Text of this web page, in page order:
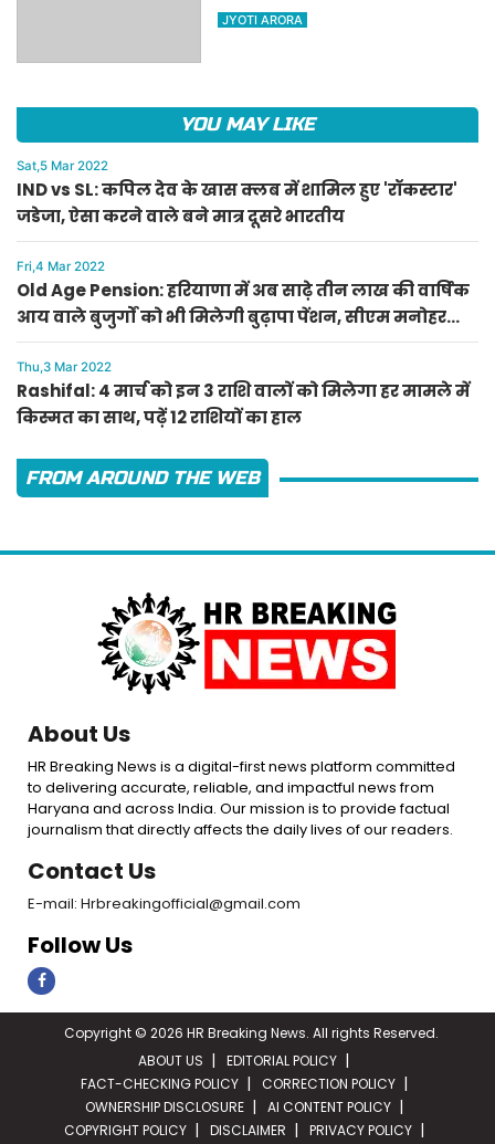
किस्मत का साथ, पढ़ें 12 राशियों का
JYOTI ARORA
YOU MAY LIKE
Sat,5 Mar 2022
IND vs SL: कपिल देव के खास क्लब में शामिल हुए 'रॉकस्टार'
जडेजा, ऐसा करने वाले बने मात्र दूसरे भारतीय
Fri,4 Mar 2022
Old Age Pension: हरियाणा में अब साढ़े तीन लाख की वार्षिक
आय वाले बुजुर्गों को भी मिलेगी बुढ़ापा पेंशन, सीएम मनोहर
लाल का ऐलान
Thu,3 Mar 2022
Rashifal: 4 मार्च को इन 3 राशि वालों को मिलेगा हर मामले में
किस्मत का साथ, पढ़ें 12 राशियों का हाल
FROM AROUND THE WEB
About Us
HR Breaking News is a digital-first news platform committed
to delivering accurate, reliable, and impactful news from
Haryana and across India. Our mission is to provide factual
journalism that directly affects the daily lives of our readers.
Contact Us
E-mail: Hrbreakingofficial@gmail.com
Follow Us
Copyright © 2026 HR Breaking News. All rights Reserved.
ABOUT US
EDITORIAL POLICY
FACT-CHECKING POLICY
CORRECTION POLICY
OWNERSHIP DISCLOSURE
AI CONTENT POLICY
COPYRIGHT POLICY
DISCLAIMER
PRIVACY POLICY